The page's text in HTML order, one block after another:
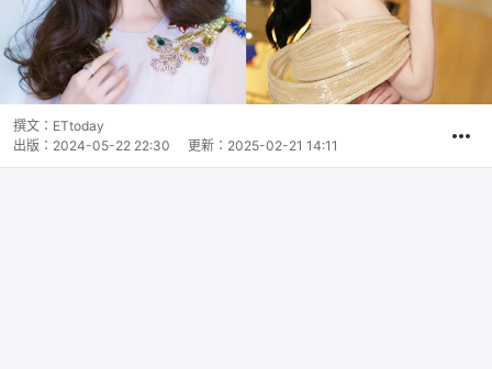
撰文： ETtoday
出版： 2024-05-22 22:30 更新： 2025-02-21 14:11